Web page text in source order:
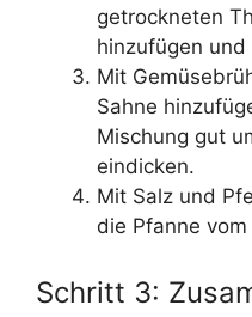
getrockneten
hinzufügen
Mit
Sahne
Mischung gut
eindicken.
Mit Salz und
die Pfanne
Schritt 3: